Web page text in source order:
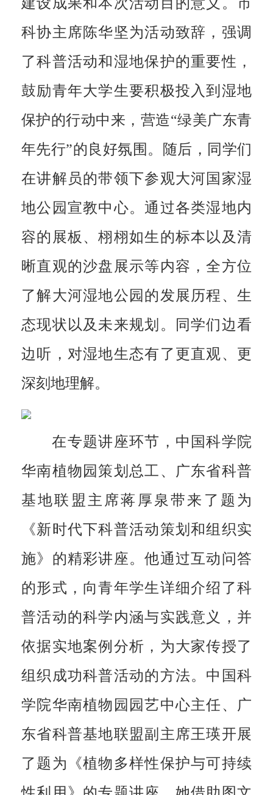
建设成果和本次活动目的意义。市
科协主席陈华坚为活动致辞，强调
了科普活动和湿地保护的重要性，
鼓励青年大学生要积极投入到湿地
保护的行动中来，营造“绿美广东青
年先行”的良好氛围。随后，同学们
在讲解员的带领下参观大河国家湿
地公园宣教中心。通过各类湿地内
容的展板、栩栩如生的标本以及清
晰直观的沙盘展示等内容，全方位
了解大河湿地公园的发展历程、生
态现状以及未来规划。同学们边看
边听，对湿地生态有了更直观、更
深刻地理解。
在专题讲座环节，中国科学院
华南植物园策划总工、广东省科普
基地联盟主席蒋厚泉带来了题为
《新时代下科普活动策划和组织实
施》的精彩讲座。他通过互动问答
的形式，向青年学生详细介绍了科
普活动的科学内涵与实践意义，并
依据实地案例分析，为大家传授了
组织成功科普活动的方法。中国科
学院华南植物园园艺中心主任、广
东省科普基地联盟副主席王瑛开展
了题为《植物多样性保护与可持续